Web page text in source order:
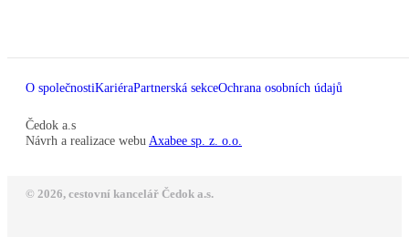
O společnostiKariéraPartnerská sekceOchrana osobních údajů
Čedok a.s
Návrh a realizace webu Axabee sp. z. o.o.
© 2026, cestovní kancelář Čedok a.s.